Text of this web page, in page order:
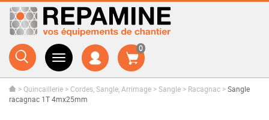
0
>Quincaillerie > Cordes, Sangle, Arrimage >Sangle > Racagnac >Sangle
racagnac 1T 4mx25mm